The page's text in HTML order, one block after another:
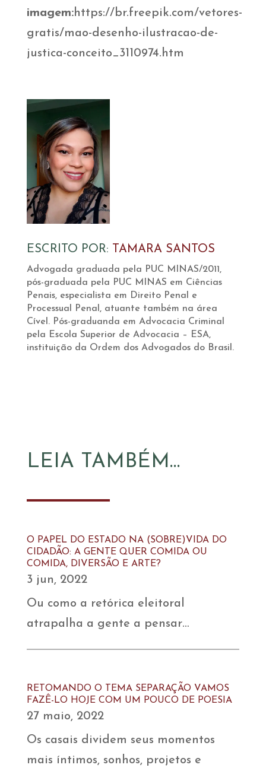
imagem:https://br.freepik.com/vetores-
gratis/mao-desenho-ilustracao-de-
justica-conceito_3110974.htm
ESCRITO POR: TAMARA SANTOS
Advogada graduada pela PUC MINAS/2011,
pós-graduada pela PUC MINAS em Ciências
Penais, especialista em Direito Penal e
Processual Penal, atuante também na área
Cível. Pós-graduanda em Advocacia Criminal
pela Escola Superior de Advocacia – ESA,
instituição da Ordem dos Advogados do Brasil.
LEIA TAMBÉM…
O PAPEL DO ESTADO NA (SOBRE)VIDA DO
CIDADÃO: A GENTE QUER COMIDA OU
COMIDA, DIVERSÃO E ARTE?
3 jun, 2022
Ou como a retórica eleitoral
atrapalha a gente a pensar…
RETOMANDO O TEMA SEPARAÇÃO VAMOS
FAZÊ-LO HOJE COM UM POUCO DE POESIA
27 maio, 2022
Os casais dividem seus momentos
mais íntimos, sonhos, projetos e